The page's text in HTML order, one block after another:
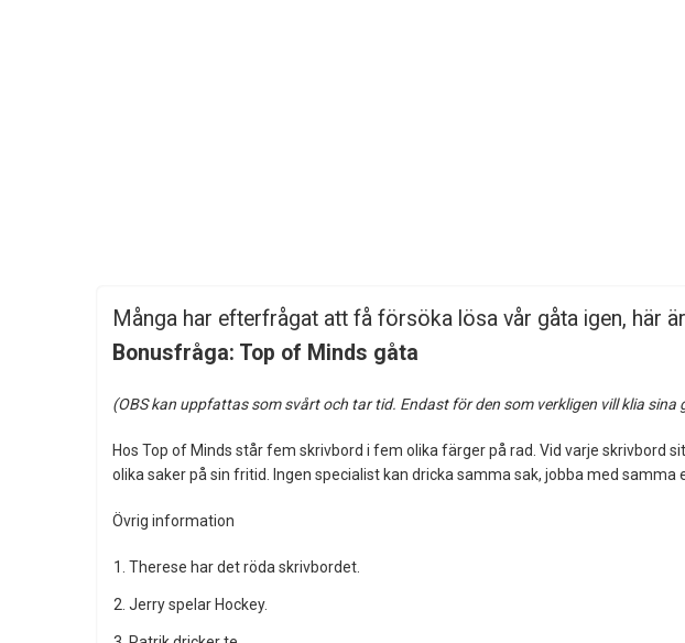
Många har efterfrågat att få försöka lösa vår gåta igen, här
Bonusfråga: Top of Minds gåta
(OBS kan uppfattas som svårt och tar tid. Endast för den som verkligen vill klia sina
Hos Top of Minds står fem skrivbord i fem olika färger på rad. Vid varje skrivbord
olika saker på sin fritid. Ingen specialist kan dricka samma sak, jobba med
Övrig information
Therese har det röda skrivbordet.
Jerry spelar Hockey.